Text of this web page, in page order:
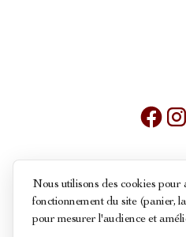
Conditions
Nous utilisons des cookies pour
fonctionnement du site (panier,
pour mesurer l'audience et